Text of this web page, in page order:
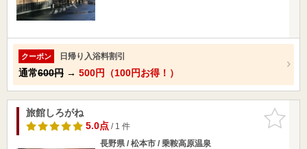
クーポン 日帰り入浴料割引
通常600円 → 500円（100円お得！）
お気に入
りに追加
旅館しろがね
5.0点/ 1 件
長野県 / 松本市 / 乗鞍高原温泉